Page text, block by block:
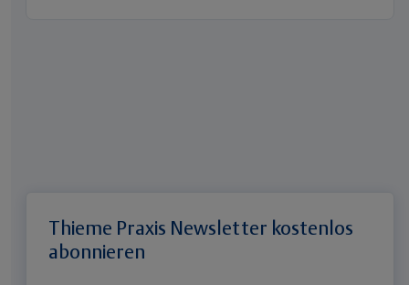
Thieme Praxis Newsletter kostenlos
abonnieren